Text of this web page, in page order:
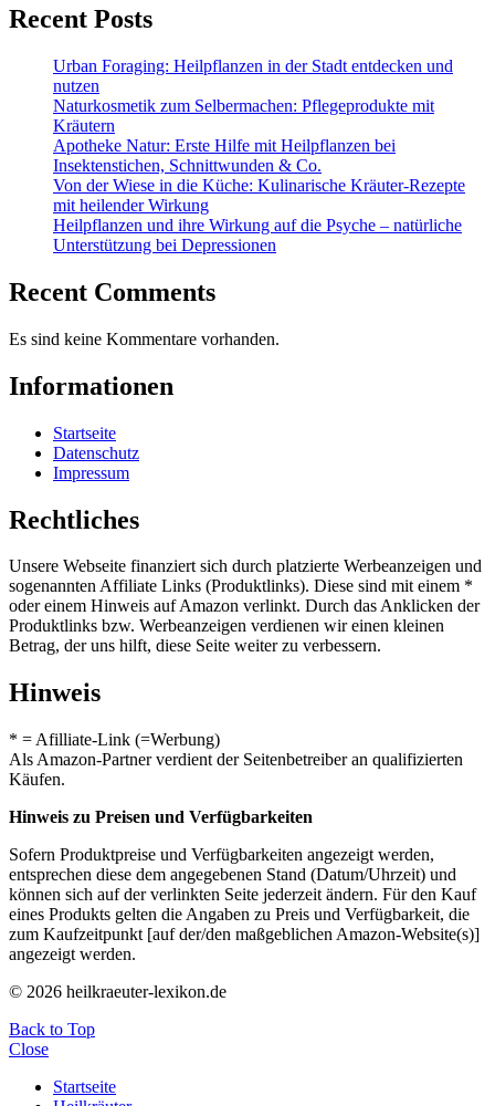
Recent Posts
Urban Foraging: Heilpflanzen in der Stadt entdecken und
nutzen
Naturkosmetik zum Selbermachen: Pflegeprodukte mit
Kräutern
Apotheke Natur: Erste Hilfe mit Heilpflanzen bei
Insektenstichen, Schnittwunden & Co.
Von der Wiese in die Küche: Kulinarische Kräuter-Rezepte
mit heilender Wirkung
Heilpflanzen und ihre Wirkung auf die Psyche – natürliche
Unterstützung bei Depressionen
Recent Comments
Es sind keine Kommentare vorhanden.
Informationen
Startseite
Datenschutz
Impressum
Rechtliches
Unsere Webseite finanziert sich durch platzierte Werbeanzeigen und
sogenannten Affiliate Links (Produktlinks). Diese sind mit einem *
oder einem Hinweis auf Amazon verlinkt. Durch das Anklicken der
Produktlinks bzw. Werbeanzeigen verdienen wir einen kleinen
Betrag, der uns hilft, diese Seite weiter zu verbessern.
Hinweis
* = Afilliate-Link (=Werbung)
Als Amazon-Partner verdient der Seitenbetreiber an qualifizierten
Käufen.
Hinweis zu Preisen und Verfügbarkeiten
Sofern Produktpreise und Verfügbarkeiten angezeigt werden,
entsprechen diese dem angegebenen Stand (Datum/Uhrzeit) und
können sich auf der verlinkten Seite jederzeit ändern. Für den Kauf
eines Produkts gelten die Angaben zu Preis und Verfügbarkeit, die
zum Kaufzeitpunkt [auf der/den maßgeblichen Amazon-Website(s)]
angezeigt werden.
© 2026 heilkraeuter-lexikon.de
Back to Top
Close
Startseite